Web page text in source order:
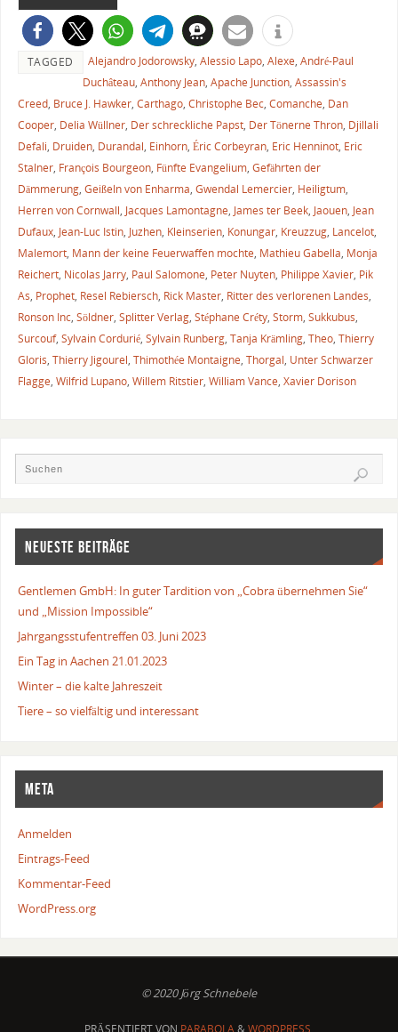
TAGGED Alejandro Jodorowsky, Alessio Lapo, Alexe, André-Paul
Duchâteau, Anthony Jean, Apache Junction, Assassin's
Creed, Bruce J. Hawker, Carthago, Christophe Bec, Comanche, Dan
Cooper, Delia Wüllner, Der schreckliche Papst, Der Tönerne Thron, Djillali
Defali, Druiden, Durandal, Einhorn, Éric Corbeyran, Eric Henninot, Eric
Stalner, François Bourgeon, Fünfte Evangelium, Gefährten der
Dämmerung, Geißeln von Enharma, Gwendal Lemercier, Heiligtum,
Herren von Cornwall, Jacques Lamontagne, James ter Beek, Jaouen, Jean
Dufaux, Jean-Luc Istin, Juzhen, Kleinserien, Konungar, Kreuzzug, Lancelot,
Malemort, Mann der keine Feuerwaffen mochte, Mathieu Gabella, Monja
Reichert, Nicolas Jarry, Paul Salomone, Peter Nuyten, Philippe Xavier, Pik
As, Prophet, Resel Rebiersch, Rick Master, Ritter des verlorenen Landes,
Ronson Inc, Söldner, Splitter Verlag, Stéphane Créty, Storm, Sukkubus,
Surcouf, Sylvain Cordurié, Sylvain Runberg, Tanja Krämling, Theo, Thierry
Gloris, Thierry Jigourel, Thimothée Montaigne, Thorgal, Unter Schwarzer
Flagge, Wilfrid Lupano, Willem Ritstier, William Vance, Xavier Dorison
NEUESTE BEITRÄGE
Gentlemen GmbH: In guter Tardition von „Cobra übernehmen Sie“
und „Mission Impossible“
Jahrgangsstufentreffen 03. Juni 2023
Ein Tag in Aachen 21.01.2023
Winter – die kalte Jahreszeit
Tiere – so vielfältig und interessant
META
Anmelden
Eintrags-Feed
Kommentar-Feed
WordPress.org
© 2020 Jörg Schnebele
PRÄSENTIERT VON PARABOLA & WORDPRESS.